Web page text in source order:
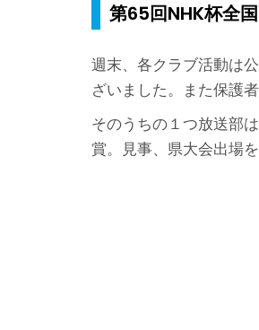
第65回NHK杯全
週末、各クラブ活動は
ざいました。また保護
そのうちの１つ放送部
賞。見事、県大会出場を